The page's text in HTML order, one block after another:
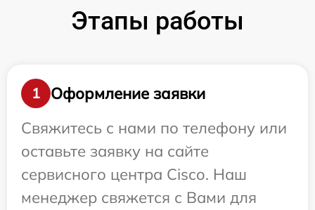
Этапы работы
1
Оформление заявки
Свяжитесь с нами по телефону или
оставьте заявку на сайте
сервисного центра Cisco. Наш
менеджер свяжется с Вами для